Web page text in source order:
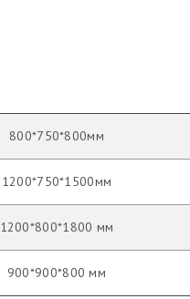
800*750*800мм
1200*750*1500мм
1200*800*1800 мм
900*900*800 мм